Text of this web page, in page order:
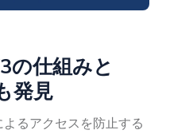
の仕組みと
発見
るアクセスを防止する